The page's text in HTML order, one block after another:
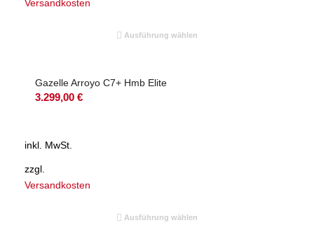
Versandkosten
Ausführung wählen
Gazelle Arroyo C7+ Hmb Elite
3.299,00 €
inkl. MwSt.
zzgl.
Versandkosten
Ausführung wählen